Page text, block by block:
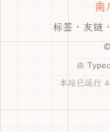
南
标签 · 友链 ·
由
本站已运行